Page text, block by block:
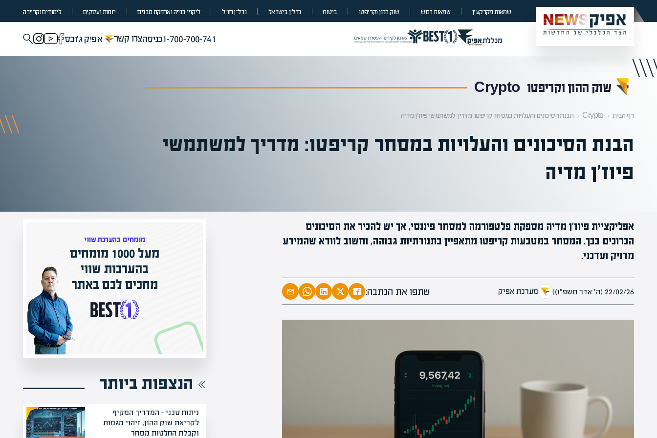
שמאות מקרקעין שמאות רכוש שוק ההון וקריפטו ביטוח נדל”ן בישראל נדל״ן חו״ל ליקויי בנייה ואחזקת מבנים יזמות ועסקים לימודים וקריירה
1-700-700-741כניסהצרו קשר אפיק ג'ובס
שוק ההון וקריפטו Crypto
דף הבית ‹
Crypto
‹ הבנת הסיכונים והעלויות במסחר קריפטו: מדריך למשתמשי פיוז'ן מדיה
הבנת הסיכונים והעלויות במסחר קריפטו: מדריך למשתמשי
פיוז'ן מדיה
אפליקציית פיוז'ן מדיה מספקת פלטפורמה למסחר פיננסי, אך יש להכיר את הסיכונים
הכרוכים בכך. המסחר במטבעות קריפטו מתאפיין בתנודתיות גבוהה, וחשוב לוודא שהמידע
מדויק ועדכני.
22/02/26 (ה׳ אדר תשפ״ו) | מערכת אפיק שתפו את הכתבה:
מומחים בהערכת שווי
מעל 1000 מומחים
בהערכות שווי
מחכים לכם באתר
הנצפות ביותר
ניתוח טכני – המדריך המקיף
לקריאת שוק ההון, זיהוי מגמות
וקבלת החלטות מסחר